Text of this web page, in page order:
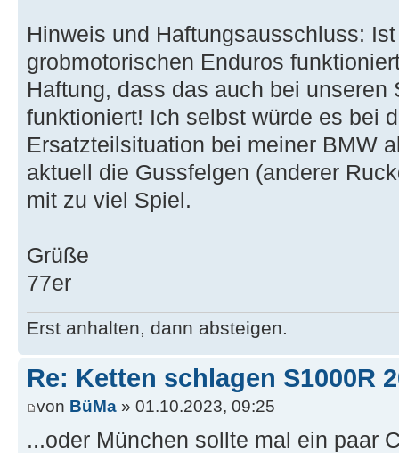
Hinweis und Haftungsausschluss:
grobmotorischen Enduros
Haftung, dass das auch bei unseren
funktioniert! Ich selbst würde es bei
Ersatzteilsituation bei meiner BMW
aktuell die Gussfelgen (anderer
mit zu viel Spiel.
Grüße
77er
Erst anhalten, dann absteigen.
Re: Ketten schlagen S1000R
von BüMa » 01.10.2023, 09:25
...oder München sollte mal ein paar